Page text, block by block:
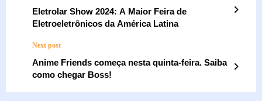
Eletrolar Show 2024: A Maior Feira de
Eletroeletrônicos da América Latina
Next post
Anime Friends começa nesta quinta-feira. Saiba
como chegar Boss!